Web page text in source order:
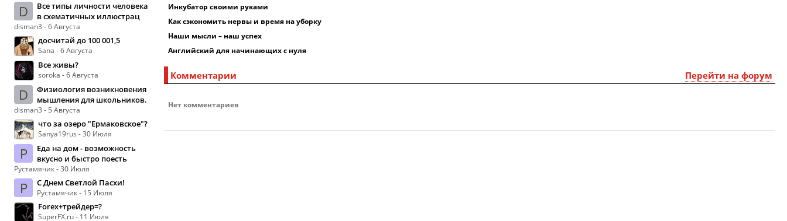
D
Все типы личности человека
в схематичных иллюстрац
disman3 - 6 Августа
досчитай до 100 001,5
Sana - 6 Августа
Все живы?
soroka - 6 Августа
D
Физиология возникновения
мышления для школьников.
disman3 - 5 Августа
что за озеро "Ермаковское"?
Sanya19rus - 30 Июля
Р
Еда на дом - возможность
вкусно и быстро поесть
Рустамячик - 30 Июля
Р С Днем Светлой Пасхи!
Рустамячик - 15 Июля
Forex+трейдер=?
SuperFX.ru - 11 Июля
Инкубатор своими руками
Как сэкономить нервы и время на уборку
Наши мысли – наш успех
Английский для начинающих с нуля
Перейти на форум
Комментарии
Нет комментариев